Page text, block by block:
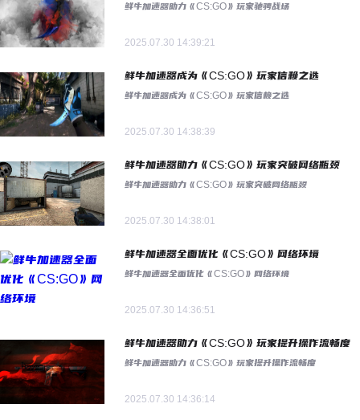
鲜牛加速器助力《CS:GO》玩家驰骋战场
2025.07.30 14:39:21
鲜牛加速器成为《CS:GO》玩家信赖之选
鲜牛加速器成为《CS:GO》玩家信赖之选
2025.07.30 14:38:39
鲜牛加速器助力《CS:GO》玩家突破网络瓶颈
鲜牛加速器助力《CS:GO》玩家突破网络瓶颈
2025.07.30 14:38:01
鲜牛加速器全面优化《CS:GO》网络环境
鲜牛加速器全面优化《CS:GO》网络环境
2025.07.30 14:36:51
鲜牛加速器助力《CS:GO》玩家提升操作流畅度
鲜牛加速器助力《CS:GO》玩家提升操作流畅度
2025.07.30 14:36:14